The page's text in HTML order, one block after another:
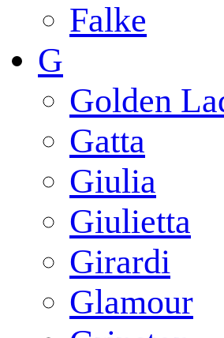
Falke
G
Golden
Gatta
Giulia
Giulietta
Girardi
Glamour